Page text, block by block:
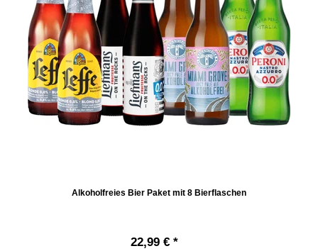
Alkoholfreies Bier Paket mit 8 Bierflaschen
22,99 € *